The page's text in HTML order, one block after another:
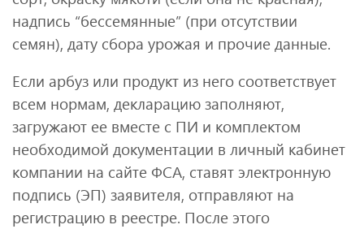
надпись “бессемянные” (при отсутствии
семян), дату сбора урожая и прочие данные.
Если арбуз или продукт из него соответствует
всем нормам, декларацию заполняют,
загружают ее вместе с ПИ и комплектом
необходимой документации в личный кабинет
компании на сайте ФСА, ставят электронную
подпись (ЭП) заявителя, отправляют на
регистрацию в реестре. После этого